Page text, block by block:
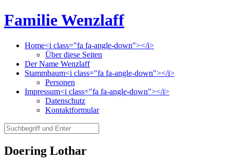
Familie Wenzlaff
Home<i class="fa fa-angle-down"></i>
Über diese Seiten
Der Name Wenzlaff
Stammbaum<i class="fa fa-angle-down"></i>
Personen
Impressum<i class="fa fa-angle-down"></i>
Datenschutz
Kontaktformular
Doering Lothar